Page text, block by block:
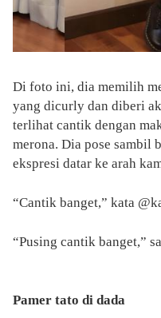
Di foto ini, dia memilih
yang dicurly dan diberi
terlihat cantik dengan
merona. Dia pose sambil
ekspresi datar ke arah
“Cantik banget,” kata
“Pusing cantik banget,”
Pamer tato di dada